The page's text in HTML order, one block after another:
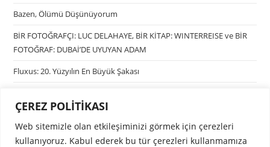
ÇEREZ POLİTİKASI
Web sitemizle olan etkileşiminizi görmek için çerezleri
kullanıyoruz. Kabul ederek bu tür çerezleri kullanmamıza
Bazen, Ölümü Düşünüyorum
BİR FOTOĞRAFÇI: LUC DELAHAYE, BİR KİTAP: WINTERREISE ve BİR
FOTOĞRAF: DUBAİ’DE UYUYAN ADAM
Fluxus: 20. Yüzyılın En Büyük Şakası
Kategoriler
Kategori seçin